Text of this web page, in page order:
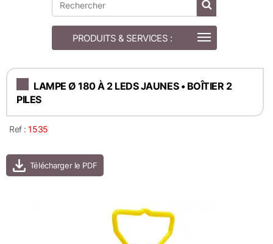
LAMPE Ø 180 À 2 LEDS JAUNES • BOÎTIER 2
PILES
Ref :1535